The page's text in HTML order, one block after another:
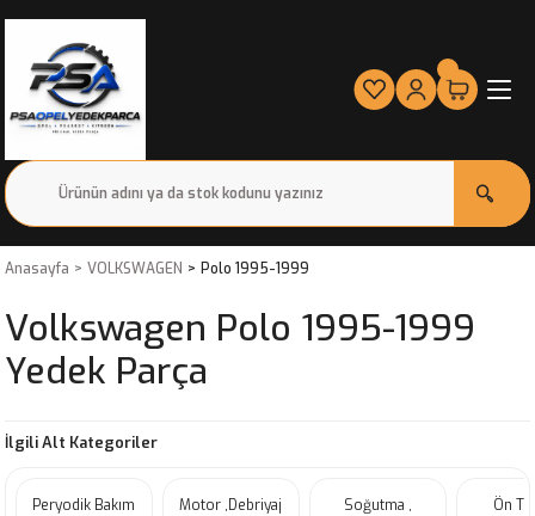
Anasayfa VOLKSWAGEN Polo 1995-1999
Volkswagen Polo 1995-1999
Yedek Parça
İlgili Alt Kategoriler
Peryodik Bakım
Motor ,Debriyaj
Soğutma ,
Ön